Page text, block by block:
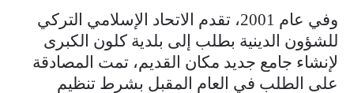
وفي عام 2001، تقدم الاتحاد الإسلامي التركي
للشؤون الدينية بطلب إلى بلدية كلون الكبرى
لإنشاء جامع جديد مكان القديم، تمت المصادقة
على الطلب في العام المقبل بشرط تنظيم